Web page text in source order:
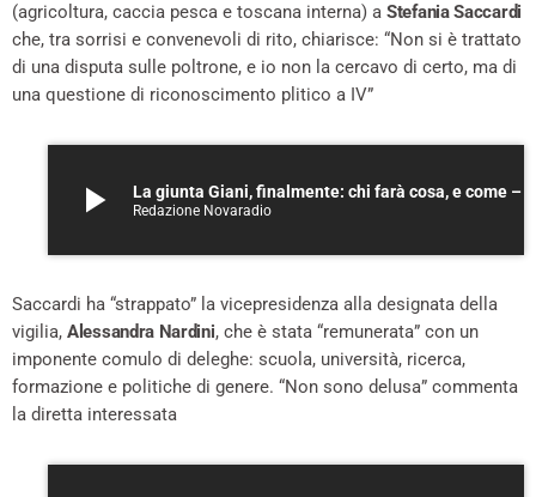
(agricoltura, caccia pesca e toscana interna) a Stefania Saccardi
che, tra sorrisi e convenevoli di rito, chiarisce: “Non si è trattato
di una disputa sulle poltrone, e io non la cercavo di certo, ma di
una questione di riconoscimento plitico a IV”
play_arrow Redazione Novaradio
Saccardi ha “strappato” la vicepresidenza alla designata della
vigilia, Alessandra Nardini, che è stata “remunerata” con un
imponente comulo di deleghe: scuola, università, ricerca,
formazione e politiche di genere. “Non sono delusa” commenta
la diretta interessata